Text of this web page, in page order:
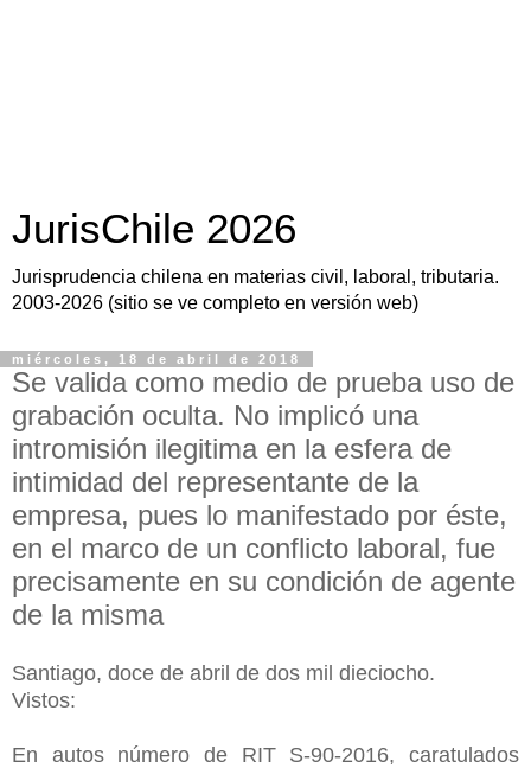
JurisChile 2026
Jurisprudencia chilena en materias civil, laboral, tributaria.
2003-2026 (sitio se ve completo en versión web)
miércoles, 18 de abril de 2018
Se valida como medio de prueba uso de
grabación oculta. No implicó una
intromisión ilegitima en la esfera de
intimidad del representante de la
empresa, pues lo manifestado por éste,
en el marco de un conflicto laboral, fue
precisamente en su condición de agente
de la misma
Santiago, doce de abril de dos mil dieciocho.
Vistos:
En autos número de RIT S-90-2016, caratulados